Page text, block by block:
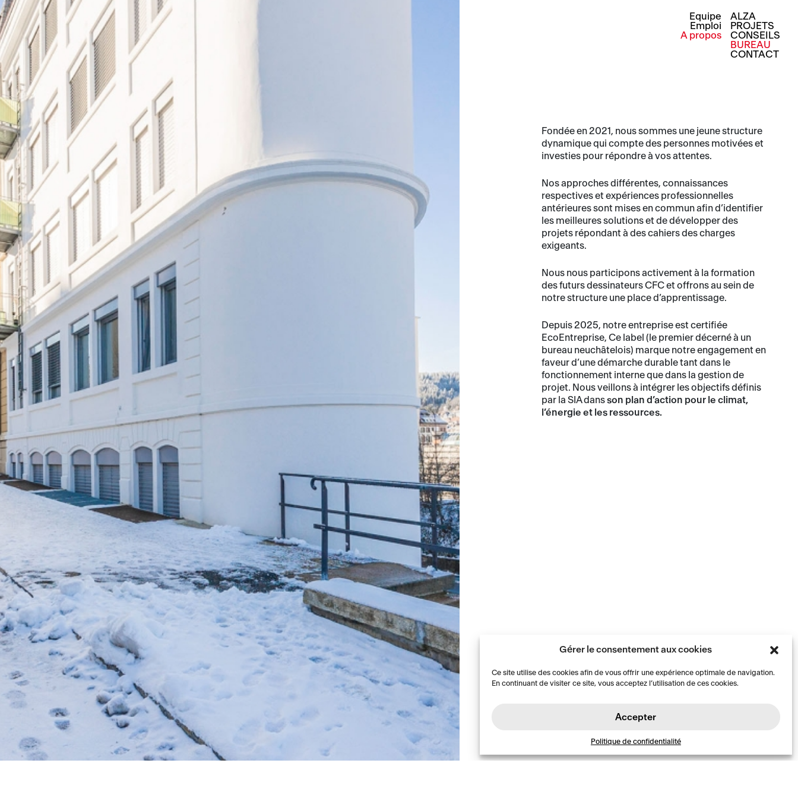
Gérer le consentement aux cookies
Ce site utilise des cookies afin de vous offrir une expérience optimale de navigation.
En continuant de visiter ce site, vous acceptez l’utilisation de ces cookies.
Accepter
Politique de confidentialité
ALZA
PROJETS
CONSEILS
BUREAU
Equipe
Emploi
A propos
CONTACT
Fondée en 2021, nous sommes une jeune structure
dynamique qui compte des personnes motivées et
investies pour répondre à vos attentes.
Nos approches différentes, connaissances
respectives et expériences professionnelles
antérieures sont mises en commun afin d’identifier
les meilleures solutions et de développer des
projets répondant à des cahiers des charges
exigeants.
Nous nous participons activement à la formation
des futurs dessinateurs CFC et offrons au sein de
notre structure une place d’apprentissage.
Depuis 2025, notre entreprise est certifiée
EcoEntreprise, Ce label (le premier décerné à un
bureau neuchâtelois) marque notre engagement en
faveur d’une démarche durable tant dans le
fonctionnement interne que dans la gestion de
projet. Nous veillons à intégrer les objectifs définis
par la SIA dansson plan d’action pour le climat,
l’énergie et les ressources.